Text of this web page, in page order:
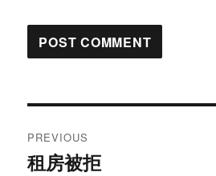
navigation
PREVIOUS
Previous
租房被拒